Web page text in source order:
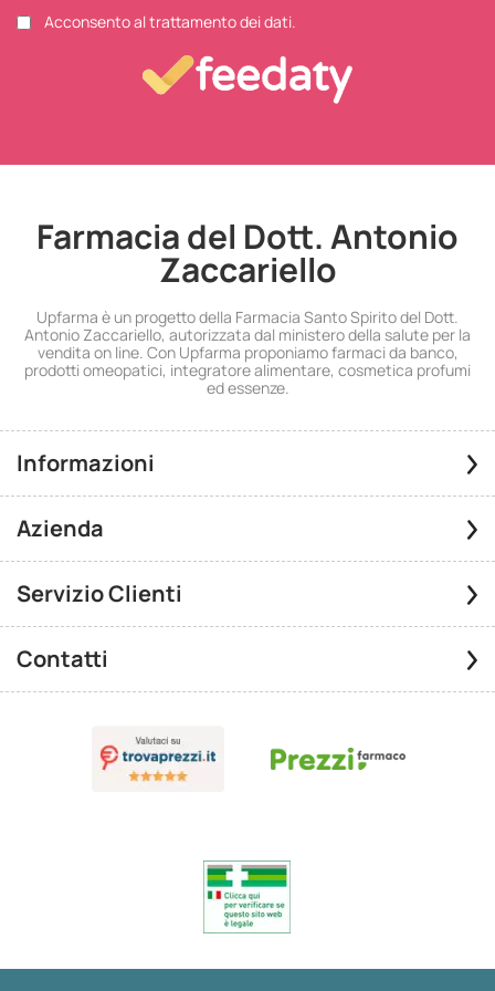
Acconsento al trattamento dei dati.
Farmacia del Dott. Antonio
Zaccariello
Upfarma è un progetto della Farmacia Santo Spirito del Dott.
Antonio Zaccariello, autorizzata dal ministero della salute per la
vendita on line. Con Upfarma proponiamo farmaci da banco,
prodotti omeopatici, integratore alimentare, cosmetica profumi
ed essenze.
Informazioni
Azienda
Servizio Clienti
Contatti